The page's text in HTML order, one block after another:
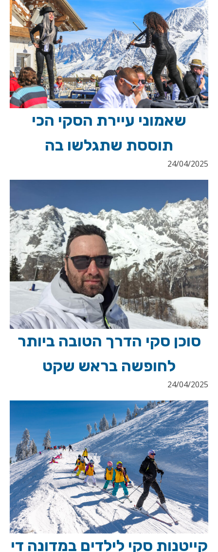
שאמוני עיירת הסקי הכי
תוססת שתגלשו בה
24/04/2025
סוכן סקי הדרך הטובה ביותר
לחופשה בראש שקט
24/04/2025
קייטנות סקי לילדים במדונה די